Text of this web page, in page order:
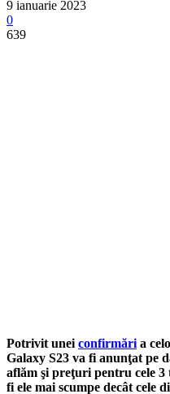
9 ianuarie 2023
0
639
Potrivit unei confirmări a
Galaxy S23 va fi anunţat pe
aflăm şi preţuri pentru cele 3
fi ele mai scumpe decât cele